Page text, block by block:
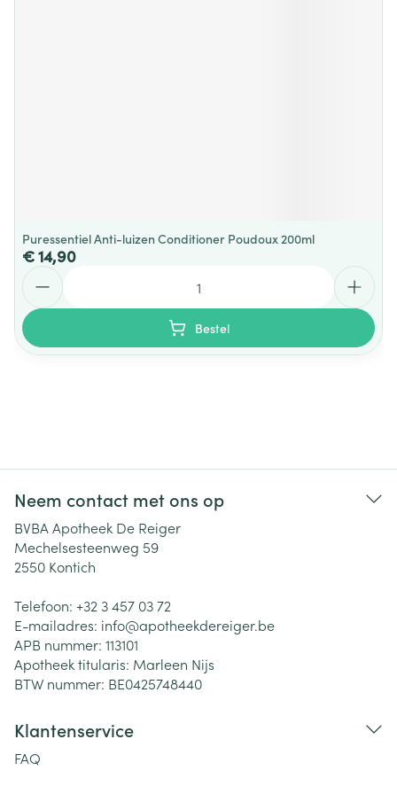
Puressentiel Anti-luizen Conditioner Poudoux 200ml
€ 14,90
Bestel
Neem contact met ons op
BVBA Apotheek De Reiger
Mechelsesteenweg 59
2550 Kontich
Telefoon: +32 3 457 03 72
E-mailadres: info@apotheekdereiger.be
APB nummer: 113101
Apotheek titularis: Marleen Nijs
BTW nummer: BE0425748440
Klantenservice
FAQ